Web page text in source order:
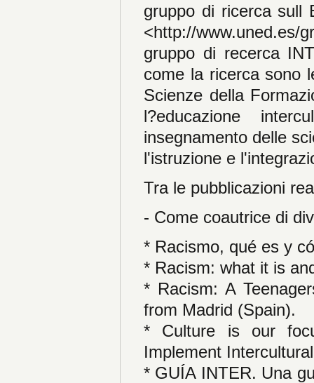
gruppo di ricerca sull
<http://
gruppo di recerca
come la ricerca sono
Scienze della
l?educazione
insegnamento delle
l'istruzione e
Tra le pubblicazioni
- Come coautrice di
* Racismo, qué es y
* Racism: what it is
* Racism: A
from Madrid (Spain).
* Culture is our
Implement
* GUÍA INTER. Una